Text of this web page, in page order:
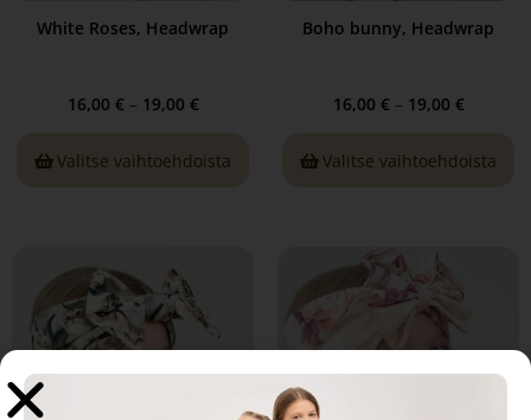
White Roses, Headwrap
16,00 € – 19,00 €
Valitse vaihtoehdoista
Boho bunny, Headwrap
16,00 € – 19,00 €
Valitse vaihtoehdoista